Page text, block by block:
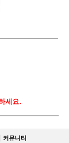
세요.
커뮤니티